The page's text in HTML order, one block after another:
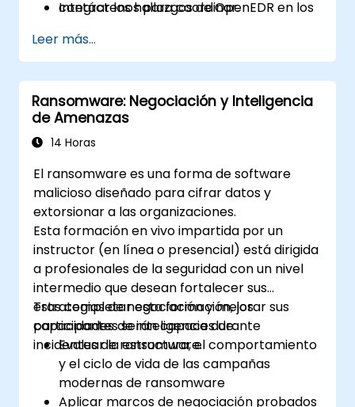
Integrar los hallazgos de OpenEDR en los
realizar análisis de causa raíz.
contáctenos para coordinar.
Leer más...
Ransomware: Negociación y Inteligencia
de Amenazas
14 Horas
El ransomware es una forma de software
malicioso diseñado para cifrar datos y
extorsionar a las organizaciones.
Esta formación en vivo impartida por un
instructor (en línea o presencial) está dirigida
a profesionales de la seguridad con un nivel
intermedio que desean fortalecer sus
estrategias de negociación y mejorar sus
capacidades de inteligencia durante
incidentes de ransomware.
Tras completar esta formación, los
participantes serán capaces de:
Evaluar la estructura, el comportamiento
y el ciclo de vida de las campañas
modernas de ransomware
Aplicar marcos de negociación probados